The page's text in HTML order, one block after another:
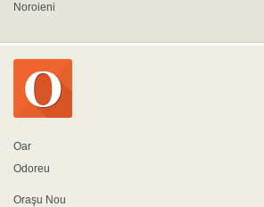
Noroieni
Oar
Odoreu
Oraşu Nou